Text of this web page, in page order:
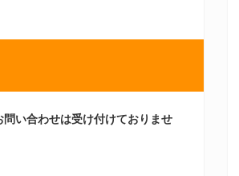
い合わせは受け付けておりませ